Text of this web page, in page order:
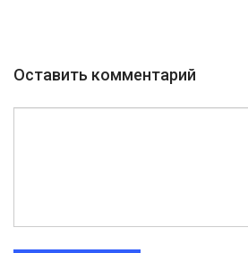
Оставить комментарий